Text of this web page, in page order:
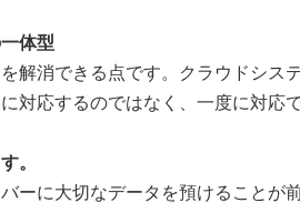
体型
消できる点です。クラウドシス
対応するのではなく、一度に対応
。
に大切なデータを預けることが